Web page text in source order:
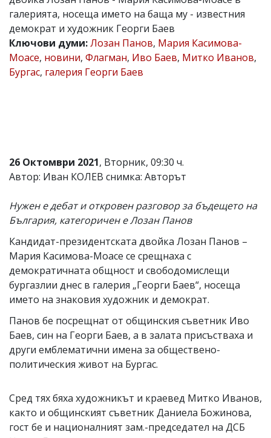
Коментарите
статиите
се
въвеждат
от
читателите
Ако
откриете
вас
коментар,
сигнализирайте
ни!
галерията, носеща името на баща му - известния
демократ и художник Георги Баев
Ключови думи:Лозан Панов, Мария Касимова-
Моасе, новини, Флагман, Иво Баев, Митко Иванов,
Бургас, галерия Георги Баев
26 Октомври 2021, Вторник, 09:30 ч.
Автор: Иван КОЛЕВ снимка: Авторът
Нужен е дебат и откровен разговор за бъдещето на
България, категоричен е Лозан Панов
Кандидат-президентската двойка Лозан Панов –
Мария Касимова-Моасе се срещнаха с
демократичната общност и свободомислещи
бургазлии днес в галерия „Георги Баев“, носеща
името на знаковия художник и демократ.
Панов бе посрещнат от общинския съветник Иво
Баев, син на Георги Баев, а в залата присъстваха и
други емблематични имена за обществено-
политическия живот на Бургас.
Сред тях бяха художникът и краевед Митко Иванов,
както и общинският съветник Даниела Божинова,
гост бе и националният зам.-председател на ДСБ